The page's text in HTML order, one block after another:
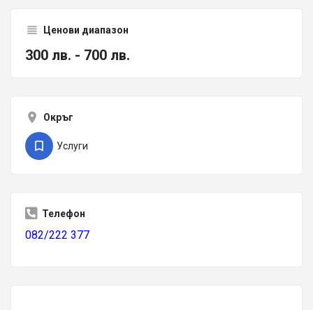
Ценови диапазон
300 лв. - 700 лв.
Окръг
Услуги
Телефон
082/222 377